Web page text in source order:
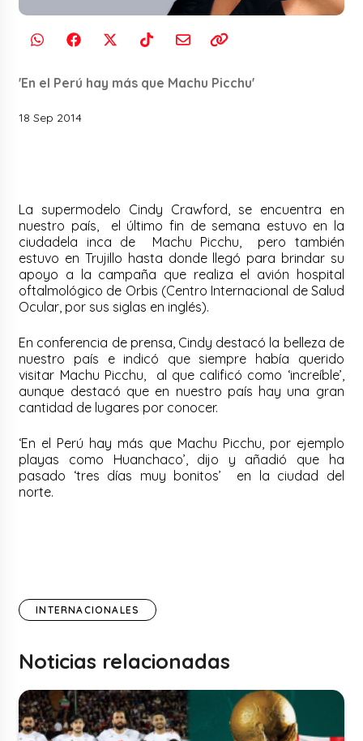
'En el Perú hay más que Machu Picchu'
18 Sep 2014
La supermodelo Cindy Crawford, se encuentra en
nuestro país, el último fin de semana estuvo en la
ciudadela inca de Machu Picchu, pero también
estuvo en Trujillo hasta donde llegó para brindar su
apoyo a la campaña que realiza el avión hospital
oftalmológico de Orbis (Centro Internacional de Salud
Ocular, por sus siglas en inglés).
En conferencia de prensa, Cindy destacó la belleza de
nuestro país e indicó que siempre había querido
visitar Machu Picchu, al que calificó como ‘increíble’,
aunque destacó que en nuestro país hay una gran
cantidad de lugares por conocer.
‘En el Perú hay más que Machu Picchu, por ejemplo
playas como Huanchaco’, dijo y añadió que ha
pasado ‘tres días muy bonitos’ en la ciudad del
norte.
INTERNACIONALES
Noticias relacionadas